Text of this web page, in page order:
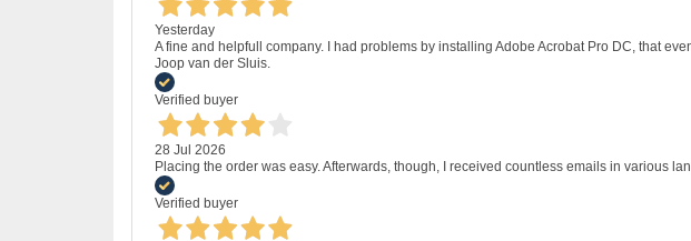
Yesterday
A fine and helpfull company. I had problems by installing Adobe Acrobat Pro DC, that
Joop van der Sluis.
Verified buyer
28 Jul 2026
Placing the order was easy. Afterwards, though, I received countless emails in various
Verified buyer